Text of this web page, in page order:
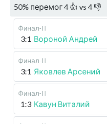
50% перемог4 👍 vs 4👎
Финал-II
3:1 Вороной Андрей
Финал-II
3:1 Яковлев Арсений
Финал-II
1:3 Кавун Виталий